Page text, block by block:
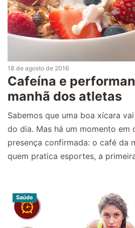
18 de agosto de 2016
Cafeína e
manhã dos atletas
Sabemos que uma boa xícara
do dia. Mas há um momento em
presença confirmada: o café da
quem pratica esportes, a
Saúde